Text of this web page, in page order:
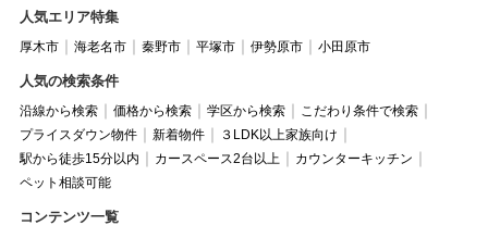
人気エリア特集
厚木市 海老名市 秦野市 平塚市 伊勢原市 小田原市
人気の検索条件
沿線から検索 価格から検索 学区から検索
こだわり条件で検索
プライスダウン物件
新着物件
３LDK以上家族向け
駅から徒歩15分以内
カースペース2台以上
カウンターキッチン
ペット相談可能
コンテンツ一覧